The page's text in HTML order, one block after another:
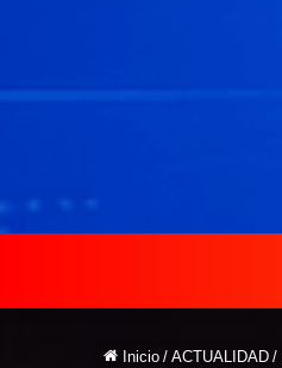
Inicio / ACTUALIDAD /